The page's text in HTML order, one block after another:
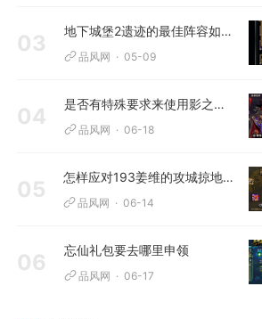
03 地下城堡2遗迹的最佳阵容如何配置
品风网 05-09
04 是否有特殊要求来使用影之刃记忆晶体
品风网 06-18
05 怎样应对193姜维的攻城掠地策略
品风网 06-14
06 忘仙礼包要去哪里申领
品风网 06-17